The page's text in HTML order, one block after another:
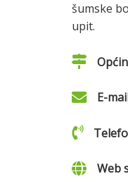
šumske
upit.
E-
Web